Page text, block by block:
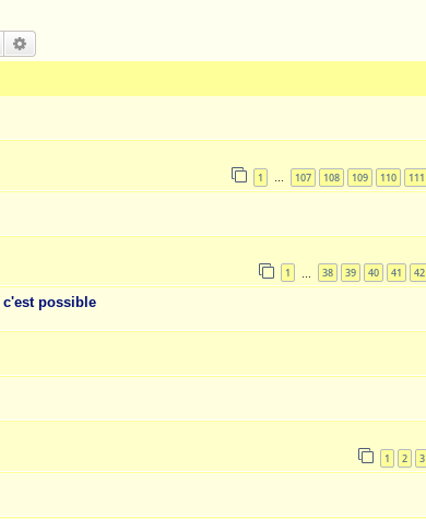
Rechercher
1 … 107 108 109 110 111
1 38 39 40 41 42
c'est possible
1 2 3